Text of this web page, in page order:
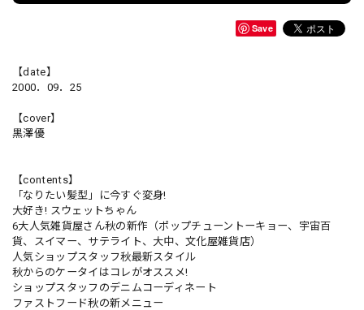
Save
【date】
2000．09．25
【cover】
黒澤優
【contents】
「なりたい髪型」に今すぐ変身!
大好き! スウェットちゃん
6大人気雑貨屋さん秋の新作（ポップチューントーキョー、宇宙百
貨、スイマー、サテライト、大中、文化屋雑貨店）
人気ショップスタッフ秋最新スタイル
秋からのケータイはコレがオススメ!
ショップスタッフのデニムコーディネート
ファストフード秋の新メニュー